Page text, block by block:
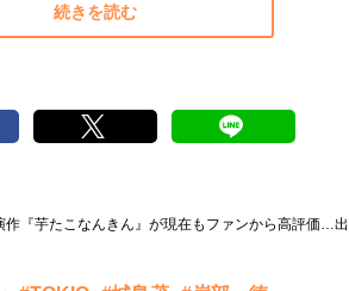
続きを読む
『芋たこなんきん』が現在もファンから高評価…